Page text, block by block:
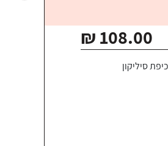
₪ 108.00
סיליקון